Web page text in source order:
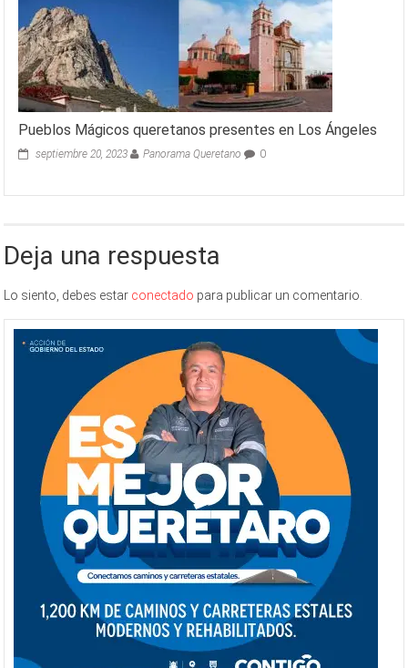
Pueblos Mágicos queretanos presentes en Los Ángeles
septiembre 20, 2023 Panorama Queretano 0
Deja una respuesta
Lo siento, debes estar conectado para publicar un comentario.